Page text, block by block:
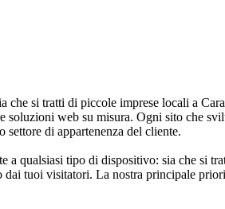
che si tratti di piccole imprese locali a
web su misura. Ogni sito che
di appartenenza del cliente.
a qualsiasi tipo di dispositivo: sia che si
tuoi visitatori. La nostra principale